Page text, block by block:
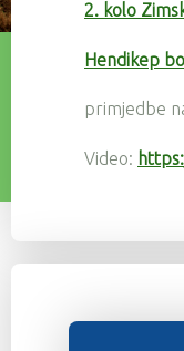
2. kolo
Hendikep
primjedbe
Video: